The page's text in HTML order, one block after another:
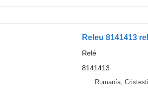
Releu 8141413
Relé
8141413
Rumanía, Cristesti